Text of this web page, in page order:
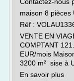
maison 8 pièces
Réf :
VENTE EN
COMPTANT
EUR/mois
3200 m² sise à
En savoir plus